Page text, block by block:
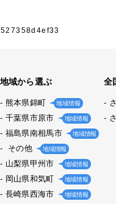
地域から選ぶ
熊本県錦町 地域情報
千葉県市原市 地域情報
福島県南相馬市 地域情報
その他 地域情報
山梨県甲州市 地域情報
岡山県和気町 地域情報
長崎県西海市 地域情報
全